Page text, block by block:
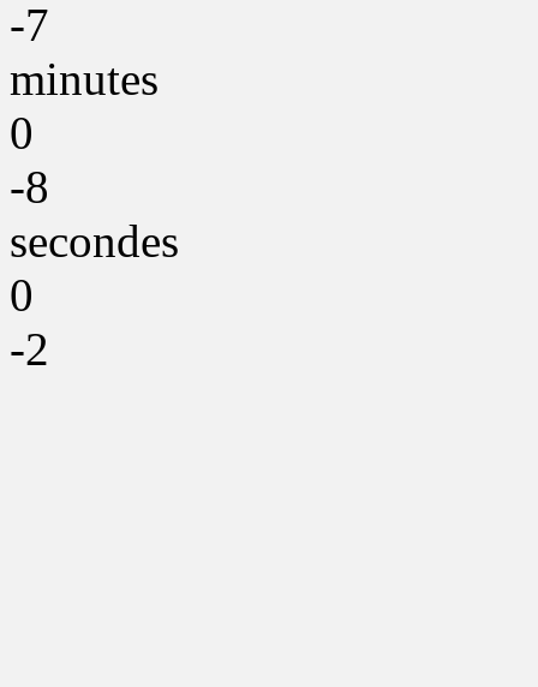
-7
minutes
0
-8
secondes
0
-2